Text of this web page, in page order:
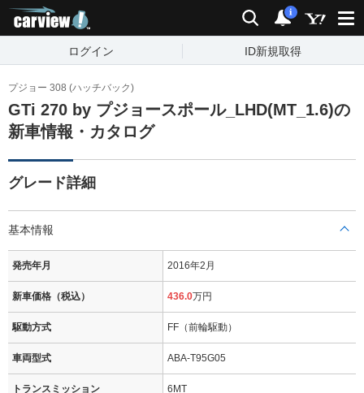
検索 通知
i
ログイン ID新規取得
プジョー 308 (ハッチバック)
GTi 270 by プジョースポール_LHD(MT_1.6)の
新車情報・カタログ
グレード詳細
基本情報
発売年月 2016年2月
新車価格（税込） 436.0万円
駆動方式 FF（前輪駆動）
車両型式 ABA-T95G05
トランスミッション 6MT